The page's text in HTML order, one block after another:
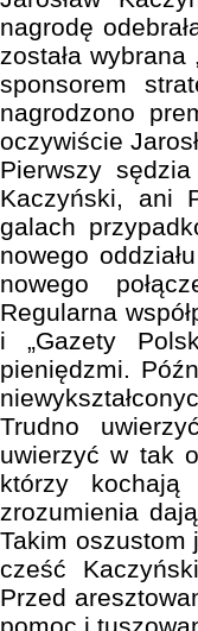
nagrodę
została wybrana
sponsorem
nagrodzono
oczywiście
Pierwszy
Kaczyński, ani
galach
nowego
nowego
Regularna
i „Gazety
pieniędzmi.
Trudno
uwierzyć w tak
którzy
zrozumienia
Takim oszustom
cześć
Przed